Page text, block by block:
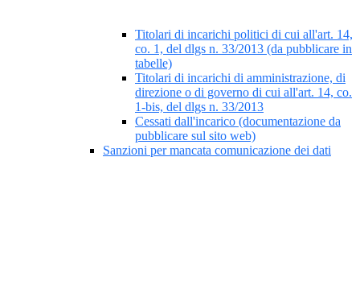
Titolari di incarichi politici di cui all'art. 14,
co. 1, del dlgs n. 33/2013 (da pubblicare in
tabelle)
Titolari di incarichi di amministrazione, di
direzione o di governo di cui all'art. 14, co.
1-bis, del dlgs n. 33/2013
Cessati dall'incarico (documentazione da
pubblicare sul sito web)
Sanzioni per mancata comunicazione dei dati